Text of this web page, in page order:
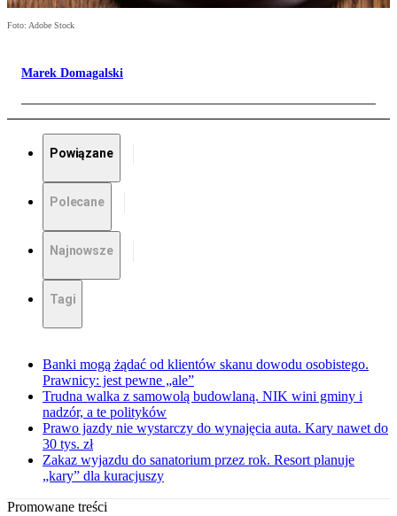
Foto: Adobe Stock
Marek Domagalski
Powiązane
Polecane
Najnowsze
Tagi
Banki mogą żądać od klientów skanu dowodu osobistego.
Prawnicy: jest pewne „ale”
Trudna walka z samowolą budowlaną. NIK wini gminy i
nadzór, a te polityków
Prawo jazdy nie wystarczy do wynajęcia auta. Kary nawet do
30 tys. zł
Zakaz wyjazdu do sanatorium przez rok. Resort planuje
„kary” dla kuracjuszy
Promowane treści